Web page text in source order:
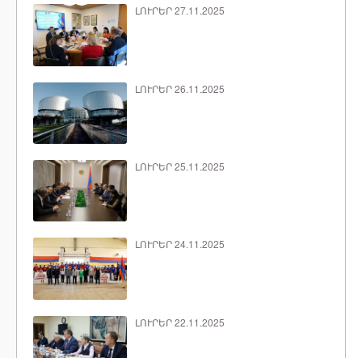
ԼՈՒՐԵՐ 27.11.2025
ԼՈՒՐԵՐ 26.11.2025
ԼՈՒՐԵՐ 25.11.2025
ԼՈՒՐԵՐ 24.11.2025
ԼՈՒՐԵՐ 22.11.2025